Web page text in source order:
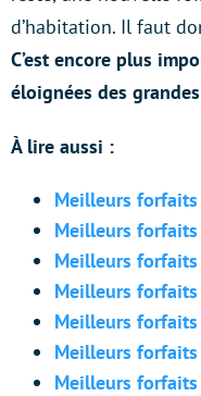
d’habitation. Il faut
C’est encore plus
éloignées des
À lire aussi :
Meilleurs forfaits
Meilleurs forfaits
Meilleurs forfaits
Meilleurs forfaits
Meilleurs forfaits
Meilleurs
Meilleurs forfaits